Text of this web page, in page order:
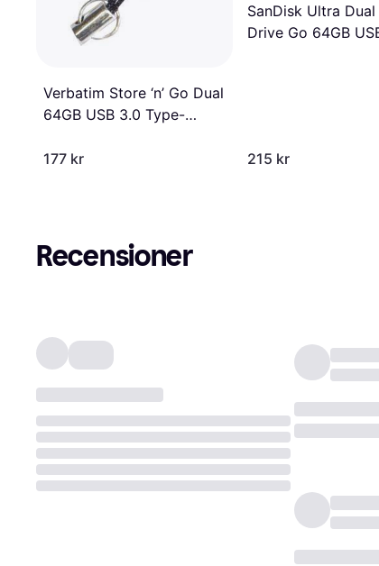
Verbatim Store ‘n’ Go Dual
64GB USB 3.0 Type-
177 kr
SanDisk Ultra Dual
Drive Go 64GB
215 kr
Recensioner